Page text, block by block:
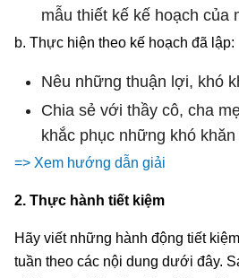
mẫu thiết kế kế hoạch của
b. Thực hiện theo kế hoạch đã lập:
Nêu những thuận lợi, khó
Chia sẻ với thầy cô, cha
khắc phục những khó khăn
=> Xem hướng dẫn giải
2. Thực hành tiết kiệm
Hãy viết những hành động tiết
tuần theo các nội dung dưới đây.